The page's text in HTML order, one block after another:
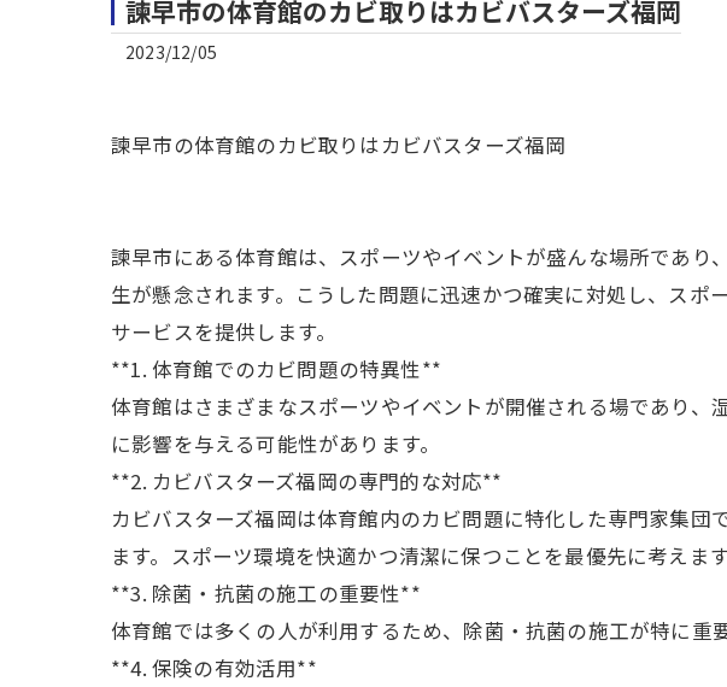
諫早市の体育館のカビ取りはカビバスターズ福岡
2023/12/05
諫早市の体育館のカビ取りはカビバスターズ福岡
諫早市にある体育館は、スポーツやイベントが盛んな場所であ
生が懸念されます。こうした問題に迅速かつ確実に対処し、ス
サービスを提供します。
**1. 体育館でのカビ問題の特異性**
体育館はさまざまなスポーツやイベントが開催される場であり
に影響を与える可能性があります。
**2. カビバスターズ福岡の専門的な対応**
カビバスターズ福岡は体育館内のカビ問題に特化した専門家集
ます。スポーツ環境を快適かつ清潔に保つことを最優先に考えます
**3. 除菌・抗菌の施工の重要性**
体育館では多くの人が利用するため、除菌・抗菌の施工が特に重
**4. 保険の有効活用**